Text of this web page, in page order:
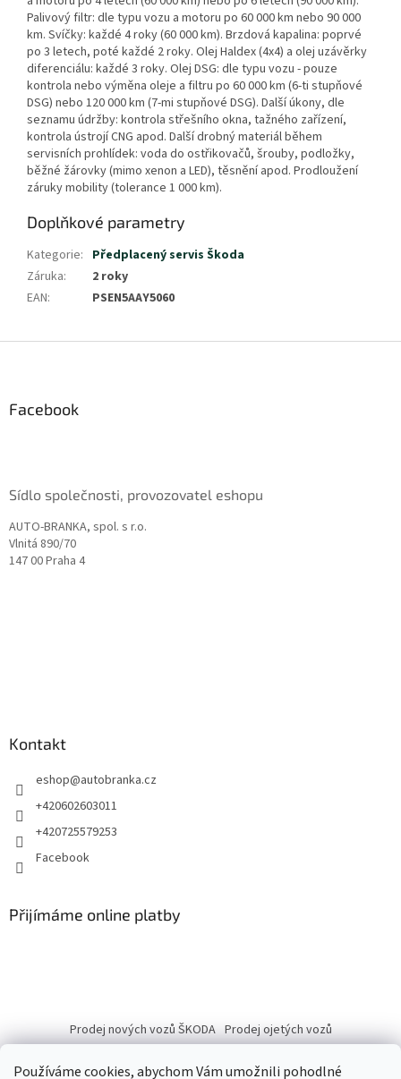
Používáme cookies, abychom Vám umožnili pohodlné
Palivový filtr: dle typu vozu a motoru po 60 000 km nebo 90 000
km. Svíčky: každé 4 roky (60 000 km). Brzdová kapalina: poprvé
po 3 letech, poté každé 2 roky. Olej Haldex (4x4) a olej uzávěrky
diferenciálu: každé 3 roky. Olej DSG: dle typu vozu - pouze
kontrola nebo výměna oleje a filtru po 60 000 km (6-ti stupňové
DSG) nebo 120 000 km (7-mi stupňové DSG). Další úkony, dle
seznamu údržby: kontrola střešního okna, tažného zařízení,
kontrola ústrojí CNG apod. Další drobný materiál během
servisních prohlídek: voda do ostřikovačů, šrouby, podložky,
běžné žárovky (mimo xenon a LED), těsnění apod. Prodloužení
záruky mobility (tolerance 1 000 km).
Doplňkové parametry
Kategorie: Předplacený servis Škoda
Záruka:
2 roky
EAN: PSEN5AAY5060
Facebook
Sídlo společnosti, provozovatel eshopu
AUTO-BRANKA, spol. s r.o.
Vlnitá 890/70
147 00 Praha 4
Kontakt
eshop@autobranka.cz
+420602603011
+420725579253
Facebook
Přijímáme online platby
Prodej nových vozů ŠKODA Prodej ojetých vozů